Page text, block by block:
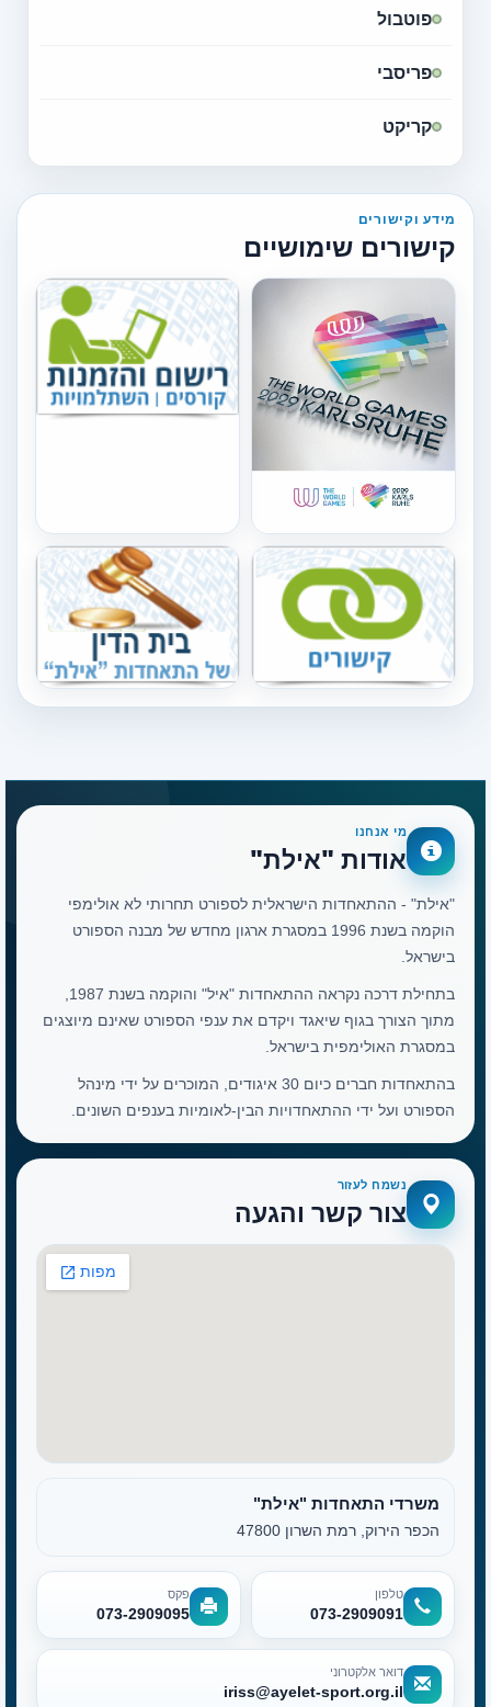
פוטבול
פריסבי
קריקט
מידע וקישורים
קישורים שימושיים
מי אנחנו
אודות "אילת"
"אילת" - ההתאחדות הישראלית לספורט תחרותי לא אולימפי
הוקמה בשנת 1996 במסגרת ארגון מחדש של מבנה הספורט
בישראל.
מתוך הצורך בגוף שיאגד ויקדם את ענפי הספורט שאינם מיוצגים
במסגרת האולימפית בישראל.
בהתאחדות חברים כיום 30 איגודים, המוכרים על ידי מינהל
הספורט ועל ידי ההתאחדויות הבין-לאומיות בענפים השונים.
נשמח לעזור
צור קשר והגעה
משרדי התאחדות "אילת"
הכפר הירוק, רמת השרון 47800
טלפון
073-2909091
פקס
073-2909095
דואר אלקטרוני
iriss@ayelet-sport.org.il